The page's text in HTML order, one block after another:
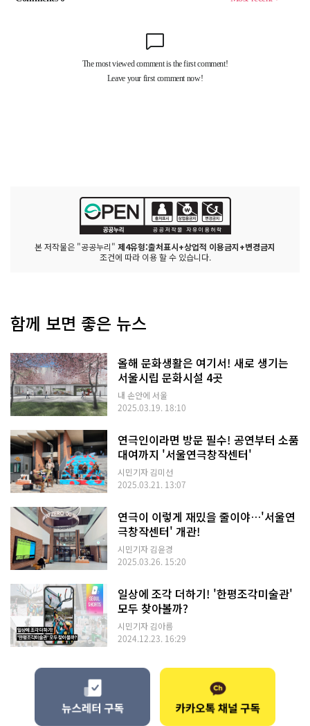
본 저작물은 "공공누리" 제4유형:출처표시+상업적 이용금지+변경금지
조건에 따라 이용 할 수 있습니다.
함께 보면 좋은 뉴스
올해 문화생활은 여기서! 새로 생기는
서울시립 문화시설 4곳
내 손안에 서울
2025.03.19. 18:10
연극인이라면 방문 필수! 공연부터 소품
대여까지 '서울연극창작센터'
시민기자 김미선
2025.03.21. 13:07
연극이 이렇게 재밌을 줄이야…'서울연
극창작센터' 개관!
시민기자 김윤경
2025.03.26. 15:20
일상에 조각 더하기! '한평조각미술관'
모두 찾아볼까?
시민기자 김아름
2024.12.23. 16:29